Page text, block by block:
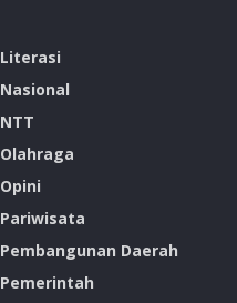
Literasi
Nasional
NTT
Olahraga
Opini
Pariwisata
Pembangunan Daerah
Pemerintah